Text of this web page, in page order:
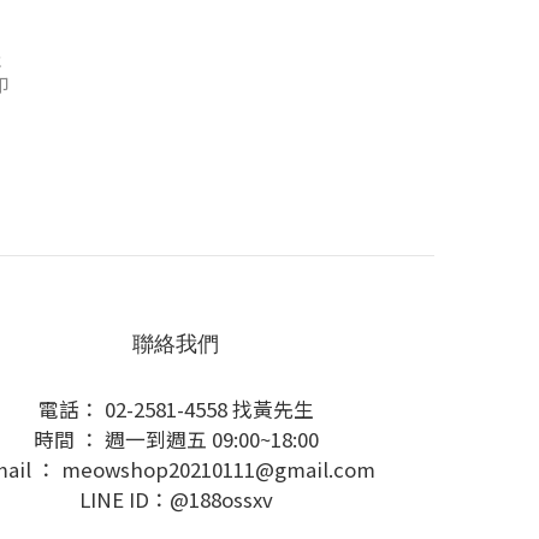
聯絡我們
電話： 02-2581-4558 找黃先生
時間 ： 週一到週五 09:00~18:00
： meowshop20210111@gmail.com
LINE ID：@188ossxv